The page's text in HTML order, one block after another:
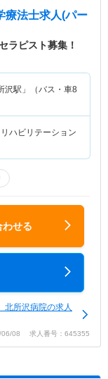
療法士求人(パー
ラピスト募集！
沢駅」（バス・車8
ハビリテーション
わせる
所沢病院の求人
06/08 求人番号：645355